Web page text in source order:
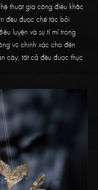
thuật gia công điêu khắc
đều được chế tác bởi
luyện và sự tỉ mỉ trong
vũ chính xác cho đến
cây, tất cả đều được thực